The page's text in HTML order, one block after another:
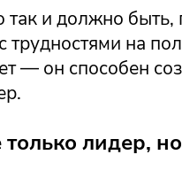
так и должно
трудностями на
— он способен
лидер,